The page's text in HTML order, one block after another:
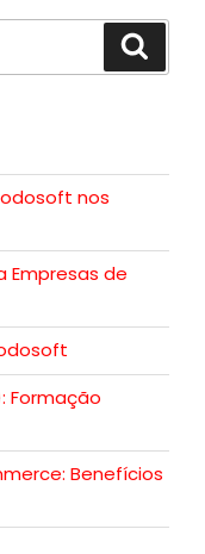
nos
Empresas de
Formação
Benefícios